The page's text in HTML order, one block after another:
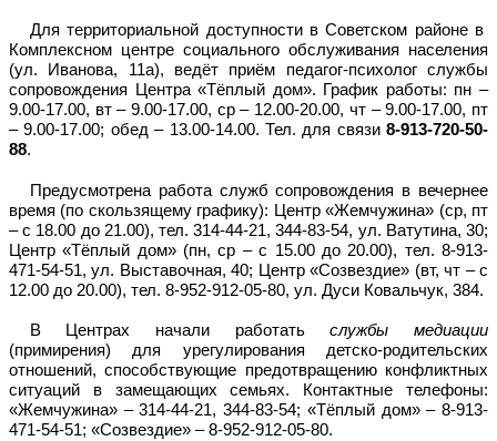
Для территориальной доступности в Советском районе в
Комплексном центре социального обслуживания населения
(ул. Иванова, 11а), ведёт приём педагог-психолог службы
сопровождения Центра «Тёплый дом». График работы: пн –
9.00-17.00, вт – 9.00-17.00, ср – 12.00-20.00, чт – 9.00-17.00, пт
– 9.00-17.00; обед – 13.00-14.00. Тел. для связи 8-913-720-50-
88.
Предусмотрена работа служб сопровождения в вечернее
время (по скользящему графику): Центр «Жемчужина» (ср, пт
– с 18.00 до 21.00), тел. 314-44-21, 344-83-54, ул. Ватутина, 30;
Центр «Тёплый дом» (пн, ср – с 15.00 до 20.00), тел. 8-913-
471-54-51, ул. Выставочная, 40; Центр «Созвездие» (вт, чт – с
12.00 до 20.00), тел. 8-952-912-05-80, ул. Дуси Ковальчук, 384.
В Центрах начали работатьслужбы медиации
(примирения) для урегулирования детско-родительских
отношений, способствующие предотвращению конфликтных
ситуаций в замещающих семьях. Контактные телефоны:
«Жемчужина» – 314-44-21, 344-83-54; «Тёплый дом» – 8-913-
471-54-51; «Созвездие» – 8-952-912-05-80.